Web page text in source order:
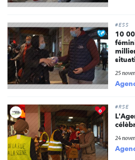
#ESS
10
25
#RSE
24